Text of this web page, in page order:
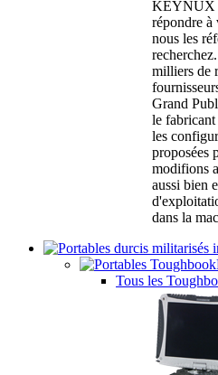
KEYNUX
répondre à
nous les
milliers de
Grand
le fabricant
les
proposées
modifions
aussi bien
dans la
Tous les